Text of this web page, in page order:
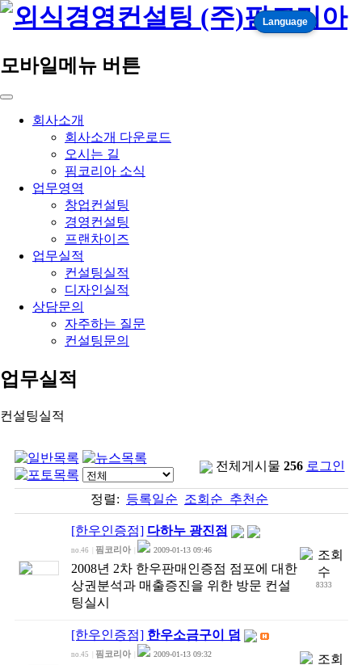
Language
모바일메뉴 버튼
회사소개
회사소개 다운로드
오시는 길
핌코리아 소식
업무영역
창업컨설팅
경영컨설팅
프랜차이즈
업무실적
컨설팅실적
디자인실적
상담문의
자주하는 질문
컨설팅문의
업무실적
컨설팅실적
전체게시물 256 로그인
정렬: 등록일순 조회순 추천순
[한우인증점] 다하누 광진점
no.46 핌코리아 2009-01-13 09:46
2008년 2차 한우판매인증점 점포에 대한
상권분석과 매출증진을 위한 방문 컨설
팅실시
8333
[한우인증점] 한우소금구이 덤
no.45 핌코리아 2009-01-13 09:32